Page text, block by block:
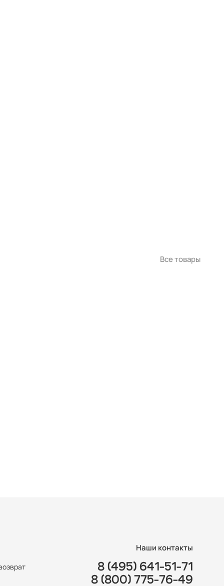
Все товары
Наши контакты
8 (495) 641-51-71
8 (800) 775-76-49